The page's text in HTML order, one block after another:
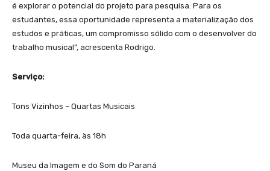
é explorar o potencial do projeto para pesquisa. Para os
estudantes, essa oportunidade representa a materialização dos
estudos e práticas, um compromisso sólido com o desenvolver do
trabalho musical”, acrescenta Rodrigo.
Serviço:
Tons Vizinhos – Quartas Musicais
Toda quarta-feira, às 18h
Museu da Imagem e do Som do Paraná